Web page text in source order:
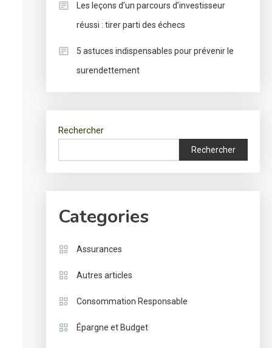
Les leçons d’un parcours d’investisseur
réussi : tirer parti des échecs
5 astuces indispensables pour prévenir le
surendettement
Rechercher
Rechercher
Categories
Assurances
Autres articles
Consommation Responsable
Épargne et Budget